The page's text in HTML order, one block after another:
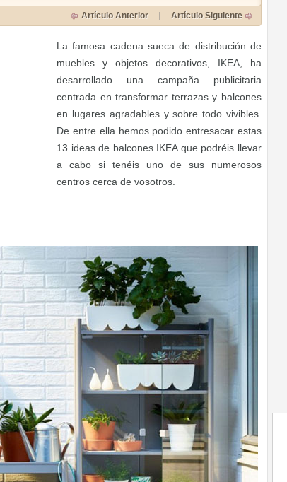
Artículo Anterior Artículo Siguiente
La famosa cadena sueca de distribución de
muebles y objetos decorativos, IKEA, ha
desarrollado una campaña publicitaria
centrada en transformar terrazas y balcones
en lugares agradables y sobre todo vivibles.
De entre ella hemos podido entresacar estas
13 ideas de balcones IKEA que podréis llevar
a cabo si tenéis uno de sus numerosos
centros cerca de vosotros.